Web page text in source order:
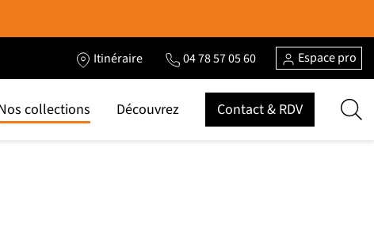
Itinéraire 04 78 57 05 60 Espace pro
collections Découvrez Contact & RDV